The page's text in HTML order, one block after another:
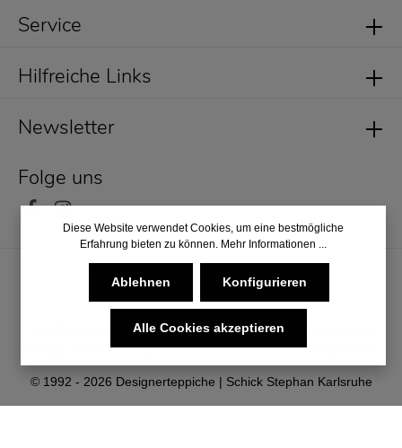
Service
Newsletter
Folge uns
Hilfreiche Links
© 1992 - 2026 Designerteppiche | Schick Stephan Karlsruhe
* Alle Preise inkl. gesetzl. Mehrwertsteuer zzgl.
und ggf. Nachnahmegebühren, wenn nicht anders angegeben.
Diese Website verwendet Cookies, um eine bestmögliche
Erfahrung bieten zu können. Mehr Informationen ...
Ablehnen Konfigurieren
Alle Cookies akzeptieren